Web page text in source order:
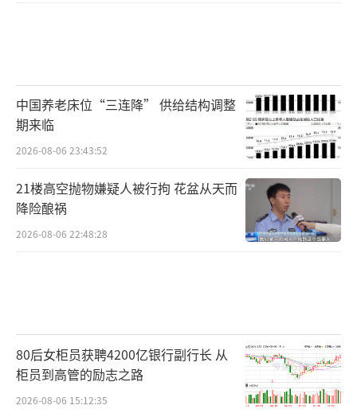
中国养老床位“三连降” 供给结构调整
期来临
2026-08-06 23:43:52
21楼高空抛物嫌疑人被行拘 花盆从天而
降险酿祸
2026-08-06 22:48:28
80后女柜员获聘4200亿银行副行长 从
柜员到高管的励志之路
2026-08-06 15:12:35